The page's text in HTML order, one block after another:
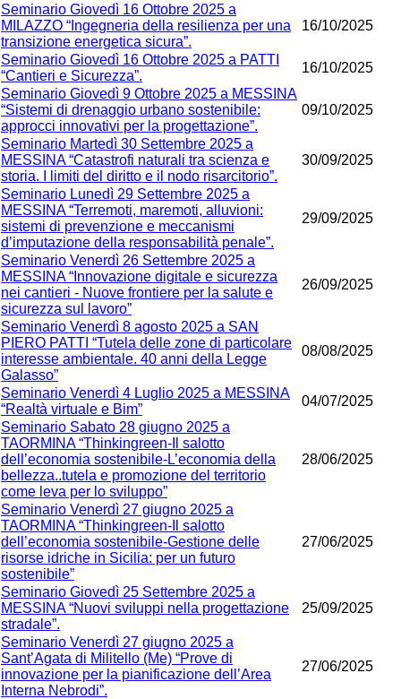
Seminario Giovedì 16 Ottobre 2025 a
MILAZZO “Ingegneria della resilienza per una
transizione energetica sicura”.
16/10/2025
Seminario Giovedì 16 Ottobre 2025 a PATTI
“Cantieri e Sicurezza”.
16/10/2025
Seminario Giovedì 9 Ottobre 2025 a MESSINA
“Sistemi di drenaggio urbano sostenibile:
approcci innovativi per la progettazione”.
09/10/2025
Seminario Martedì 30 Settembre 2025 a
MESSINA “Catastrofi naturali tra scienza e
storia. I limiti del diritto e il nodo risarcitorio”.
30/09/2025
Seminario Lunedì 29 Settembre 2025 a
MESSINA “Terremoti, maremoti, alluvioni:
sistemi di prevenzione e meccanismi
d’imputazione della responsabilità penale”.
29/09/2025
Seminario Venerdì 26 Settembre 2025 a
MESSINA “Innovazione digitale e sicurezza
nei cantieri - Nuove frontiere per la salute e
sicurezza sul lavoro”
26/09/2025
Seminario Venerdì 8 agosto 2025 a SAN
PIERO PATTI “Tutela delle zone di particolare
interesse ambientale. 40 anni della Legge
Galasso”
08/08/2025
Seminario Venerdì 4 Luglio 2025 a MESSINA
“Realtà virtuale e Bim”
04/07/2025
Seminario Sabato 28 giugno 2025 a
TAORMINA “Thinkingreen-Il salotto
dell’economia sostenibile-L’economia della
bellezza..tutela e promozione del territorio
come leva per lo sviluppo”
28/06/2025
Seminario Venerdì 27 giugno 2025 a
TAORMINA “Thinkingreen-Il salotto
dell’economia sostenibile-Gestione delle
risorse idriche in Sicilia: per un futuro
sostenibile”
27/06/2025
Seminario Giovedì 25 Settembre 2025 a
MESSINA “Nuovi sviluppi nella progettazione
stradale”.
25/09/2025
Seminario Venerdì 27 giugno 2025 a
Sant’Agata di Militello (Me) “Prove di
innovazione per la pianificazione dell’Area
Interna Nebrodi”.
27/06/2025